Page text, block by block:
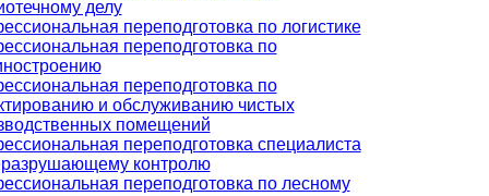
делу
переподготовка по логистике
переподготовка по
переподготовка по
и обслуживанию чистых
помещений
переподготовка специалиста
контролю
переподготовка по лесному